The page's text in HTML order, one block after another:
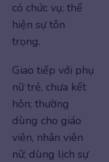
có chức vụ; thể
hiện sự tôn
trọng.
Giao tiếp với phụ
nữ trẻ, chưa kết
hôn; thường
dùng cho giáo
viên, nhân viên
nữ; dùng lịch sự